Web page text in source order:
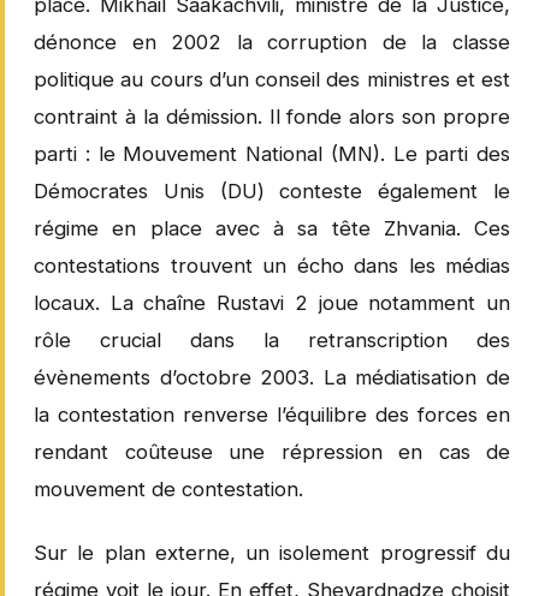
dénonce en 2002 la corruption de la classe
politique au cours d’un conseil des ministres et est
contraint à la démission. Il fonde alors son propre
parti : le Mouvement National (MN). Le parti des
Démocrates Unis (DU) conteste également le
régime en place avec à sa tête Zhvania. Ces
contestations trouvent un écho dans les médias
locaux. La chaîne Rustavi 2 joue notamment un
rôle crucial dans la retranscription des
évènements d’octobre 2003. La médiatisation de
la contestation renverse l’équilibre des forces en
rendant coûteuse une répression en cas de
mouvement de contestation.
Sur le plan externe, un isolement progressif du
régime voit le jour. En effet, Shevardnadze choisit